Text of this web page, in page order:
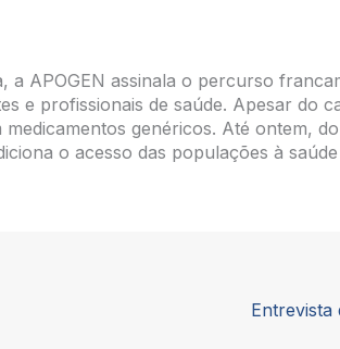
a APOGEN assinala o percurso
e profissionais de saúde. Apesar do
genéricos. Até ontem,
o acesso das populações à